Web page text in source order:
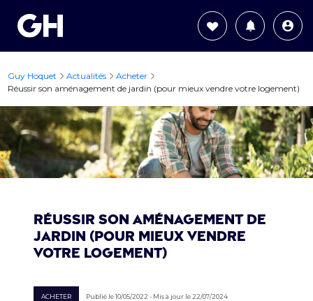
Guy Hoquet Actualités
Acheter
Réussir son aménagement de jardin (pour mieux vendre votre logement)
Réussir son aménagement de
jardin (pour mieux vendre
votre logement)
ACHETER Publié le 10/05/2022 - Mis à jour le 22/07/2024